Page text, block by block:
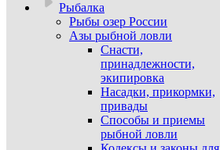
Рыбалка
Рыбы озер России
Азы рыбной ловли
Снасти,
принадлежности,
экипировка
Насадки, прикормки,
привады
Способы и приемы
рыбной ловли